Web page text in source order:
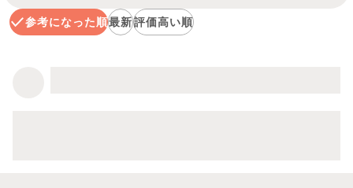
参考になった順最新評価高い順